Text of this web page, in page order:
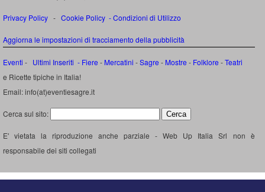
Privacy Policy - Cookie Policy -Condizioni di Utilizzo
Aggiorna le impostazioni di tracciamento della pubblicità
Eventi - Ultimi Inseriti - Fiere - Mercatini -Sagre - Mostre - Folklore -Teatri
e Ricette tipiche in Italia!
Email: info(at)eventiesagre.it
Cerca sul sito:
E' vietata la riproduzione anche parziale - Web Up Italia Srl non è
responsabile dei siti collegati